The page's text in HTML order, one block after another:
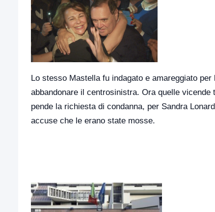
Lo stesso Mastella fu indagato e amareggiato
abbandonare il centrosinistra. Ora quelle
pende la richiesta di condanna, per Sandra
accuse che le erano state mosse.